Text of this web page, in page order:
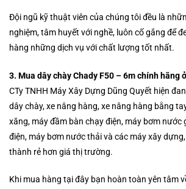
Đội ngũ kỹ thuật viên của chúng tôi đều là
nghiệm, tâm huyết với nghề, luôn cố gắng để
hàng những dịch vụ với chất lượng tốt nhất.
3. Mua dây chày Chady F50 – 6m chính hãng
CTy TNHH Máy Xây Dựng Dũng Quyết hiện
dây chày, xe nâng hàng, xe nâng hàng bằng
xăng, máy đầm bàn chạy điện, máy bơm nước
điện, máy bơm nước thải và các máy xây
thành rẻ hơn giá thị trường.
Khi mua hàng tại đây bạn hoàn toàn yên tâm